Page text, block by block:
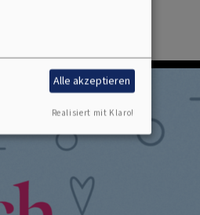
Alle akzeptieren
Realisiert mit Klaro!